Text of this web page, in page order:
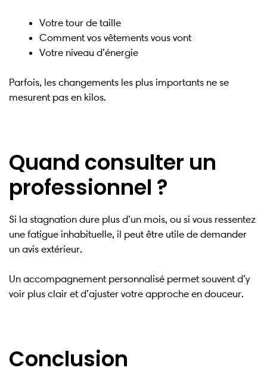
Votre tour de taille
Comment vos vêtements vous vont
Votre niveau d’énergie
Parfois, les changements les plus importants ne se
mesurent pas en kilos.
Quand consulter un
professionnel ?
Si la stagnation dure plus d’un mois, ou si vous ressentez
une fatigue inhabituelle, il peut être utile de demander
un avis extérieur.
Un accompagnement personnalisé permet souvent d’y
voir plus clair et d’ajuster votre approche en douceur.
Conclusion